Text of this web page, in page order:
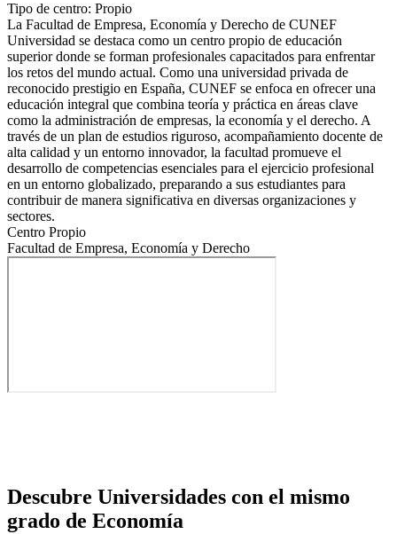
Tipo de centro: Propio
La Facultad de Empresa, Economía y Derecho de CUNEF
Universidad se destaca como un centro propio de educación
superior donde se forman profesionales capacitados para enfrentar
los retos del mundo actual. Como una universidad privada de
reconocido prestigio en España, CUNEF se enfoca en ofrecer una
educación integral que combina teoría y práctica en áreas clave
como la administración de empresas, la economía y el derecho. A
través de un plan de estudios riguroso, acompañamiento docente de
alta calidad y un entorno innovador, la facultad promueve el
desarrollo de competencias esenciales para el ejercicio profesional
en un entorno globalizado, preparando a sus estudiantes para
contribuir de manera significativa en diversas organizaciones y
sectores.
Centro Propio
Facultad de Empresa, Economía y Derecho
Descubre Universidades con el mismo
grado de Economía